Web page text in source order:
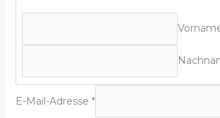
E-Mail-Adresse *